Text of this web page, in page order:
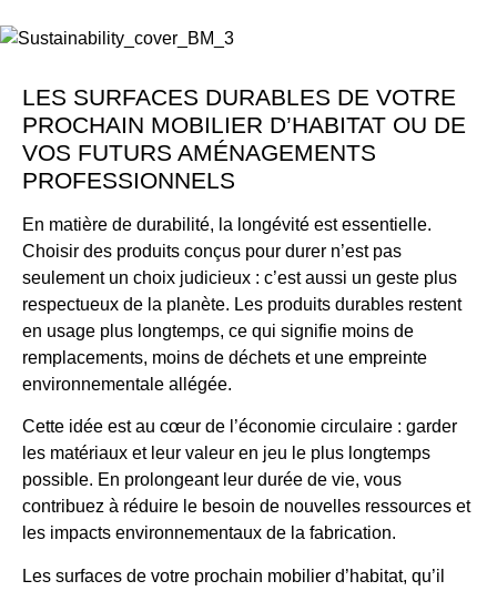
LES SURFACES DURABLES DE VOTRE
PROCHAIN MOBILIER D’HABITAT OU DE
VOS FUTURS AMÉNAGEMENTS
PROFESSIONNELS
En matière de durabilité, la longévité est essentielle.
Choisir des produits conçus pour durer n’est pas
seulement un choix judicieux : c’est aussi un geste plus
respectueux de la planète. Les produits durables restent
en usage plus longtemps, ce qui signifie moins de
remplacements, moins de déchets et une empreinte
environnementale allégée.
Cette idée est au cœur de l’économie circulaire : garder
les matériaux et leur valeur en jeu le plus longtemps
possible. En prolongeant leur durée de vie, vous
contribuez à réduire le besoin de nouvelles ressources et
les impacts environnementaux de la fabrication.
Les surfaces de votre prochain mobilier d’habitat, qu’il